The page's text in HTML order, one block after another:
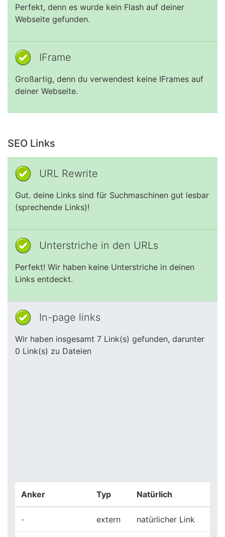
Perfekt, denn es wurde kein Flash auf deiner
Webseite gefunden.
IFrame
Großartig, denn du verwendest keine IFrames auf
deiner Webseite.
SEO Links
URL Rewrite
Gut. deine Links sind für Suchmaschinen gut lesbar
(sprechende Links)!
Unterstriche in den URLs
Perfekt! Wir haben keine Unterstriche in deinen
Links entdeckt.
In-page links
Wir haben insgesamt 7 Link(s) gefunden, darunter
0 Link(s) zu Dateien
Anker Typ Natürlich
- extern natürlicher Link